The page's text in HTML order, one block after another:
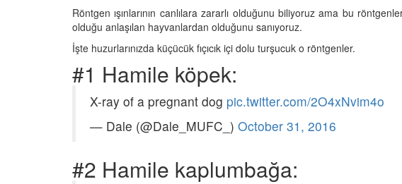
Röntgen ışınlarının canlılara zararlı olduğunu biliyoruz ama bu
olduğu anlaşılan hayvanlardan olduğunu sanıyoruz.
İşte huzurlarınızda küçücük fıçıcık içi dolu turşucuk o röntgenler.
#1 Hamile köpek:
X-ray of a pregnant dog pic.twitter.com/2O4xNvim4o
— Dale (@Dale_MUFC_) October 31, 2016
#2 Hamile kaplumbağa:
Domuzlar
mü Kokar?
Hangi Hayvanın
Sorun Yok: Hangi
Doğanın Erken Uyarı Sistemi:
Tsunamiden Dakikalar Önce
Kaçan Hayvanlar
12.01.2026
Kıyamet Kopsa Bile O Yaşar:
Nükleer Bombaya Direnen Tek
Hayvan